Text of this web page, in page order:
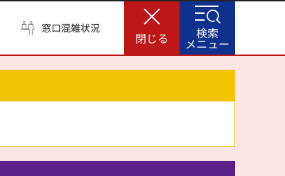
窓口混雑状況
閉じる 検索
メニュー